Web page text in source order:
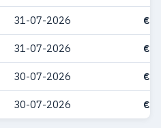
31-07-2026 €
31-07-2026 €
30-07-2026 €
30-07-2026 €